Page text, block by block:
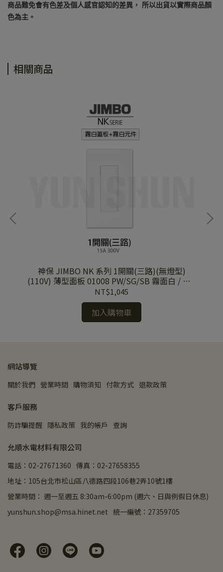
商品難免會有色差及個人感官認知的差異， 所以出貨以實際商品顏
色為主。
相關商品
神保 JIMBO NK 系列 1開關(三路)(無燈型)
(110V) 薄型面板 01008 PW/SG/SB 霧面白 / 灰 /
黑蓋板
NT$1,045
加入購物車
網站導覽
關於我們 營業時間 購物須知 付款方式 退款政策
客戶服務
防詐騙提醒 隱私政策 我的帳戶 查詢
允順水電材料有限公司
電話：02-27671360 傳真：02-27658355
地址：105台北市松山區八德路四段106巷2弄10號1樓
營業時間： 週一至週五 8:30am-6:00pm (週六、日與例假日休息)
yunshun.shop@msa.hinet.net 統一編號：27359705